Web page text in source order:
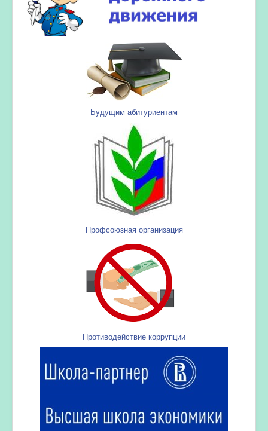
Будущим абитуриентам
Профсоюзная организация
Противодействие коррупции